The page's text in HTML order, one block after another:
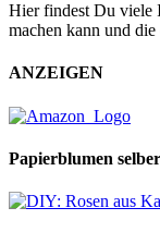
Hier findest Du viele
machen kann und
ANZEIGEN
Papierblumen